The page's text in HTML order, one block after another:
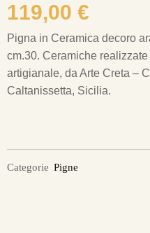
119,00 €
Pigna in Ceramica decoro
cm.30. Ceramiche
artigianale, da Arte Creta –
Caltanissetta, Sicilia.
Categorie Pigne